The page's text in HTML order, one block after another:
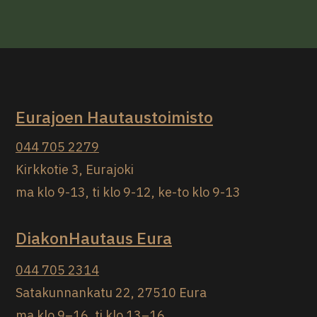
Eurajoen Hautaustoimisto
044 705 2279
Kirkkotie 3, Eurajoki
ma klo 9-13, ti klo 9-12, ke-to klo 9-13
DiakonHautaus Eura
044 705 2314
Satakunnankatu 22, 27510 Eura